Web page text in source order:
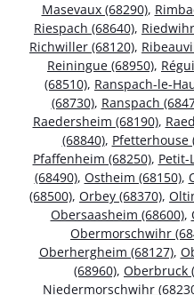
Masevaux (68290),
Riespach (68640),
Richwiller (68120),
Reiningue (68950),
(68510), Ranspach-le-
(68730), Ranspach
Raedersheim (68190),
(68840), Pfetterhouse
Pfaffenheim (68250), Petit-
(68490), Ostheim (68150),
(68500), Orbey (68370),
Obersaasheim (68600),
Obermorschwihr
Oberhergheim (68127),
(68960), Oberbruck
Niedermorschwihr